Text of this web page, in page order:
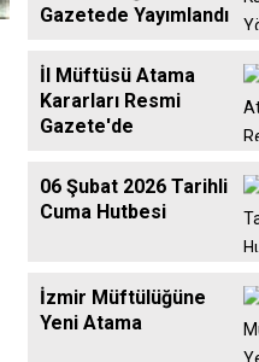
Gazetede Yayımlandı
İl Müftüsü Atama
Kararları Resmi
Gazete'de
06 Şubat 2026 Tarihli
Cuma Hutbesi
İzmir Müftülüğüne
Yeni Atama